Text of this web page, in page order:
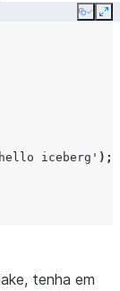
Copy
iceberg' );
tenha em